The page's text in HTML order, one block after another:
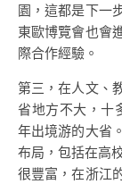
園，這都是下一
東歐博覽會也會
際合作經驗。
第三，在人文、
省地方不大，十
年出境游的大省
布局，包括在高
很豐富，在浙江